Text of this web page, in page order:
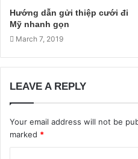
Hướng dẫn gửi thiệp cưới đi
Mỹ nhanh gọn
March 7, 2019
LEAVE A REPLY
Your email address will not be
marked *